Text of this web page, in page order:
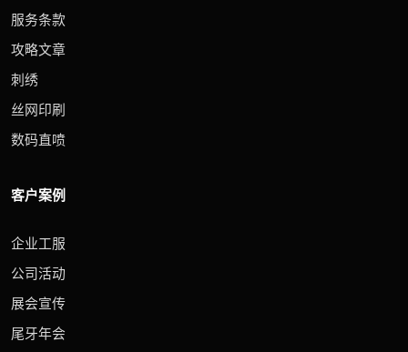
服务条款
攻略文章
刺绣
丝网印刷
数码直喷
客户案例
企业工服
公司活动
展会宣传
尾牙年会